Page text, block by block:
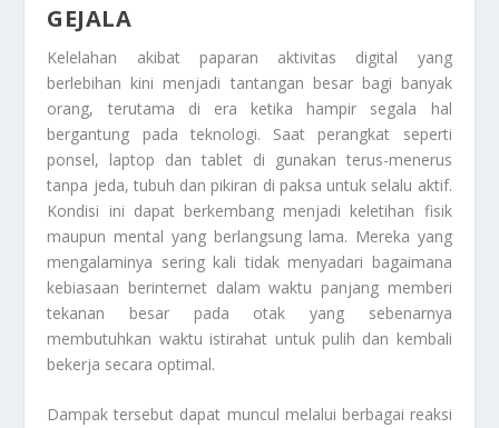
GEJALA
Kelelahan akibat paparan aktivitas digital yang
berlebihan kini menjadi tantangan besar bagi banyak
orang, terutama di era ketika hampir segala hal
bergantung pada teknologi. Saat perangkat seperti
ponsel, laptop dan tablet di gunakan terus-menerus
tanpa jeda, tubuh dan pikiran di paksa untuk selalu aktif.
Kondisi ini dapat berkembang menjadi keletihan fisik
maupun mental yang berlangsung lama. Mereka yang
mengalaminya sering kali tidak menyadari bagaimana
kebiasaan berinternet dalam waktu panjang memberi
tekanan besar pada otak yang sebenarnya
membutuhkan waktu istirahat untuk pulih dan kembali
bekerja secara optimal.
Dampak tersebut dapat muncul melalui berbagai reaksi